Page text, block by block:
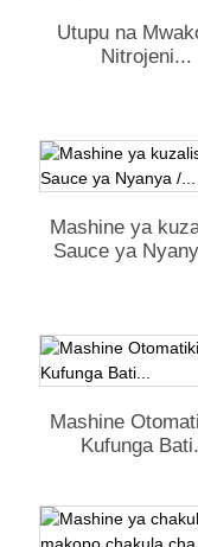
Utupu na
Nitrojeni...
Mashine ya
Sauce ya
Mashine
Kufunga